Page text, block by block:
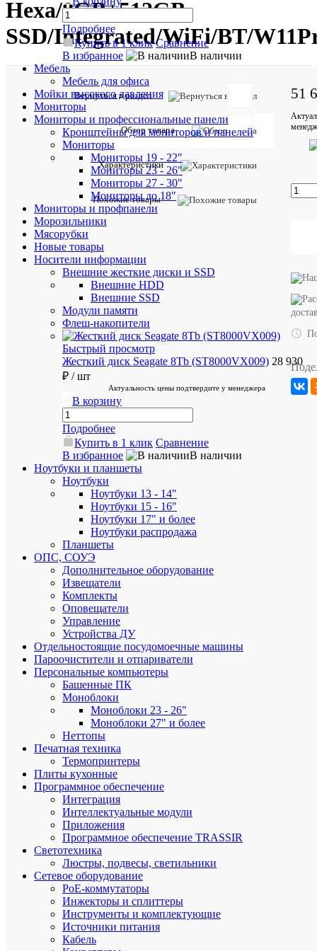
Подробнее
Купить в 1 клик Сравнение
В избранное
В наличии
Мебель
Мебель для офиса
Мойки высокого давления
Мониторы
Мониторы и профессиональные панели
Кронштейны для мониторов и панелей
Мониторы
Мониторы 19 - 22"
Мониторы 23 - 26"
Мониторы 27 - 30"
Мониторы до 18"
Мониторы и профпанели
Морозильники
Мясорубки
Новые товары
Носители информации
Внешние жесткие диски и SSD
Внешние HDD
Внешние SSD
Модули памяти
Флеш-накопители
Быстрый просмотр
Жесткий диск Seagate 8Tb (ST8000VX009) 28 930
₽ / шт
Актуальность цены подтвердите у менеджера
В корзину
Подробнее
Купить в 1 клик Сравнение
В избранное
В наличии
Ноутбуки и планшеты
Ноутбуки
Ноутбуки 13 - 14"
Ноутбуки 15 - 16"
Ноутбуки 17" и более
Ноутбуки распродажа
Планшеты
ОПС, СОУЭ
Дополнительное оборудование
Извещатели
Комплекты
Оповещатели
Управление
Устройства ДУ
Отдельностоящие посудомоечные машины
Пароочистители и отпариватели
Персональные компьютеры
Башенные ПК
Моноблоки
Моноблоки 23 - 26"
Моноблоки 27" и более
Неттопы
Печатная техника
Термопринтеры
Плиты кухонные
Программное обеспечение
Интеграция
Интеллектуальные модули
Приложения
Программное обеспечение TRASSIR
Светотехника
Люстры, подвесы, светильники
Сетевое оборудование
PoE-коммутаторы
Инжекторы и сплиттеры
Инструменты и комплектующие
Источники питания
Кабель
Hexa/8GB+512GB
SSD/Integrated/WiFi/BT/
Вернуться в раздел
Обзор товара
Характеристики
Похожие товары
отзыв
Все
7686
9S6-
217
51